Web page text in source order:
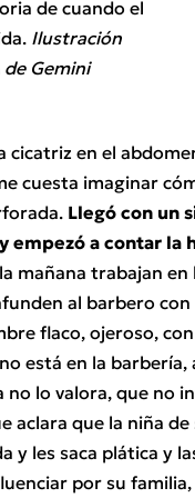
de cuando el
Ilustración
Gemini
en el
cuesta imaginar
Llegó con un
a contar la
mañana trabajan en
al barbero
flaco, ojeroso,
está en la barbería,
lo valora, que no
aclara que la niña
y les saca plática y
por su